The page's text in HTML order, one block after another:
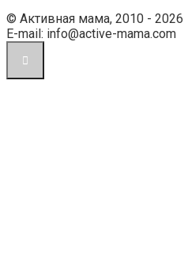
© Активная мама, 2010 - 2026
E-mail: info@active-mama.com